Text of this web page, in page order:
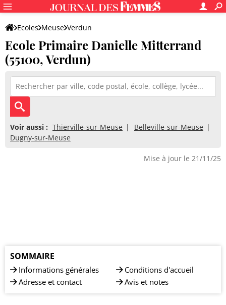
Ecoles Meuse Verdun
Ecole Primaire Danielle Mitterrand
Ecole Primaire Danielle Mitterrand
(55100, Verdun)
Voir aussi : Thierville-sur-Meuse
Belleville-sur-Meuse
Dugny-sur-Meuse
Mise à jour le 21/11/25
SOMMAIRE
Informations générales
Adresse et contact
Conditions d'accueil
Avis et notes